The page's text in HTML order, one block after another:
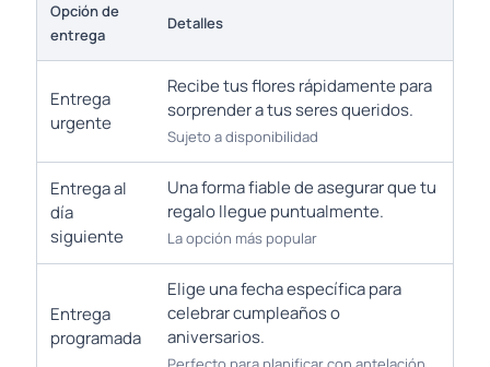
Opción de
entrega
Detalles
Entrega
urgente
Recibe tus flores rápidamente para
sorprender a tus seres queridos.
Sujeto a disponibilidad
Entrega al
día
siguiente
Una forma fiable de asegurar que tu
regalo llegue puntualmente.
La opción más popular
Entrega
programada
Elige una fecha específica para
celebrar cumpleaños o
aniversarios.